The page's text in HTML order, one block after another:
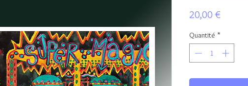
20,00 €
Quantité *